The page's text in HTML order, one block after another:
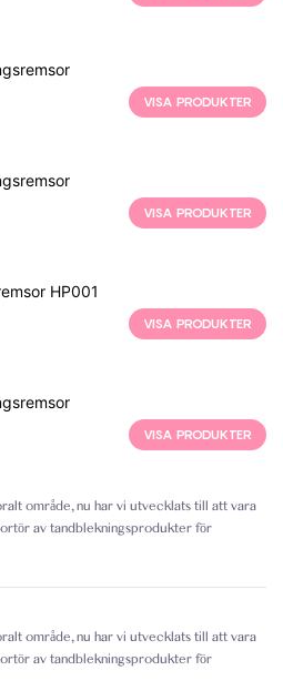
VISA PRODUKTER
VISA PRODUKTER
HP001
VISA PRODUKTER
VISA PRODUKTER
område, nu har vi utvecklats till att vara
av tandblekningsprodukter för
område, nu har vi utvecklats till att vara
av tandblekningsprodukter för